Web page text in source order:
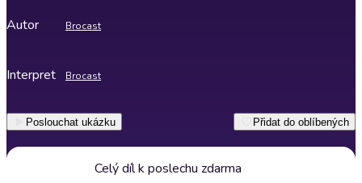
Autor Brocast
Interpret Brocast
Poslouchat ukázku Přidat do oblíbených
Celý díl k poslechu zdarma